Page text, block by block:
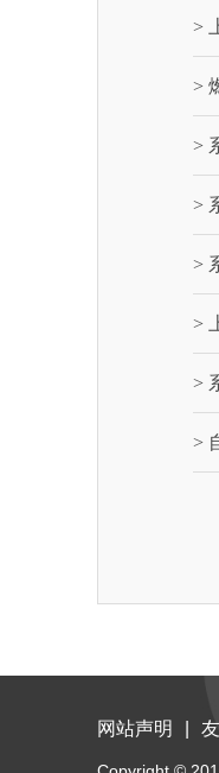
>
>
>
>
>
>
>
>
网站声明